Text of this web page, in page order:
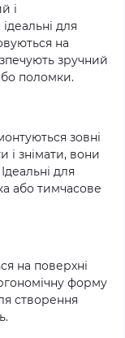
і
для
на
зручний
поломки.
зовні
і знімати, вони
для
або тимчасове
на поверхні
форму
створення